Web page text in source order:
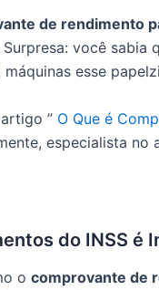
de rendimento
Surpresa: você sabia
esse
” O Que é
especialista no
do INSS é
o comprovante de